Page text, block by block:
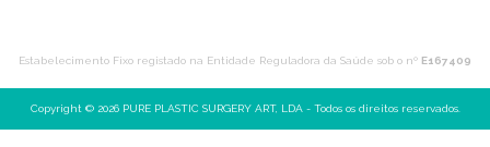
Estabelecimento Fixo registado na Entidade Reguladora da Saúde sob o nº E167409
Copyright © 2026 PURE PLASTIC SURGERY ART, LDA - Todos os direitos reservados.